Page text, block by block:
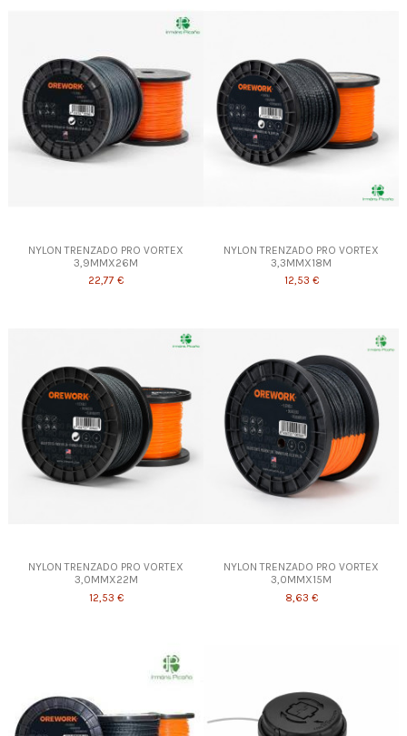
NYLON TRENZADO PRO VORTEX
3,9MMX26M
22,77 €
NYLON TRENZADO PRO VORTEX
3,3MMX18M
12,53 €
NYLON TRENZADO PRO VORTEX
3,0MMX22M
12,53 €
NYLON TRENZADO PRO VORTEX
3,0MMX15M
8,63 €